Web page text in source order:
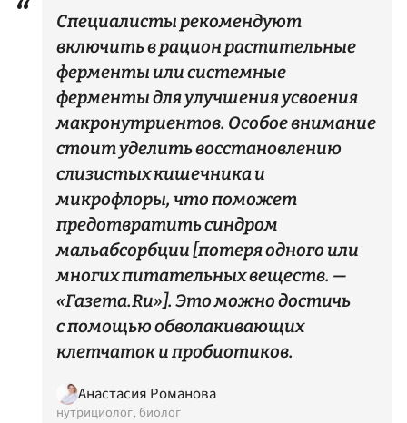
Специалисты рекомендуют
включить в рацион растительные
ферменты или системные
ферменты для улучшения усвоения
макронутриентов. Особое внимание
стоит уделить восстановлению
слизистых кишечника и
микрофлоры, что поможет
предотвратить синдром
мальабсорбции [потеря одного или
многих питательных веществ. —
«Газета.Ru»]. Это можно достичь
с помощью обволакивающих
клетчаток и пробиотиков.
Анастасия Романова
нутрициолог, биолог